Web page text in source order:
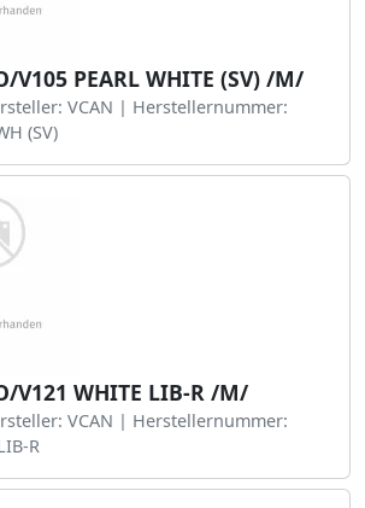
V105 PEARL WHITE (SV) /M/
VCAN | Herstellernummer:
(SV)
V121 WHITE LIB-R /M/
VCAN | Herstellernummer:
R